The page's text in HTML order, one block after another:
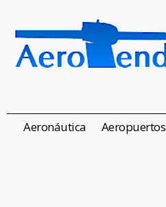
Aeronáutica Aeropuertos